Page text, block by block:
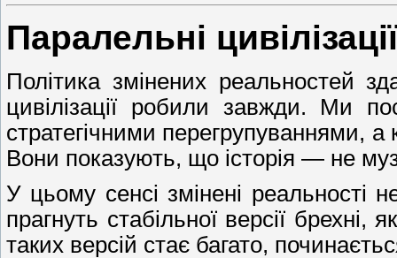
Паралельні
Політика змінених реальностей
цивілізації робили завжди. Ми
стратегічними перегрупуваннями,
Вони показують, що історія — не
У цьому сенсі змінені реальності
прагнуть стабільної версії
таких версій стає багато,